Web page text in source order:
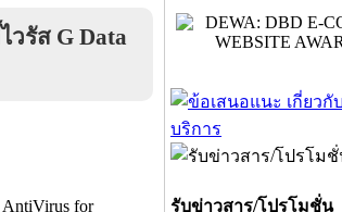
รัส G Data
for รับข่าวสาร/โปรโมชั่น